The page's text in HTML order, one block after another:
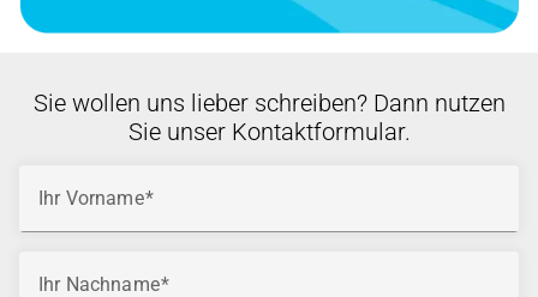
Sie wollen uns lieber schreiben? Dann nutzen
Sie unser Kontaktformular.
Ihr Vorname
Ihr Nachname